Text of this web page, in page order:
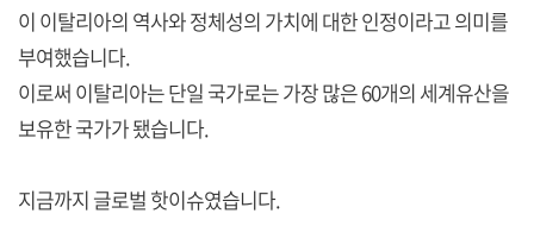
이 이탈리아의 역사와 정체성의 가치에 대한 인정이라고 의미를
부여했습니다.
이로써 이탈리아는 단일 국가로는 가장 많은 60개의 세계유산을
보유한 국가가 됐습니다.
지금까지 글로벌 핫이슈였습니다.